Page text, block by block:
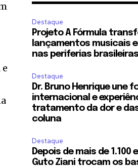
Destaque
Projeto A Fórmula
lançamentos musicais
nas periferias brasileiras
Destaque
Dr. Bruno Henrique une
internacional e
tratamento da dor e
coluna
Destaque
Depois de mais de 1.100
Guto Ziani trocam os